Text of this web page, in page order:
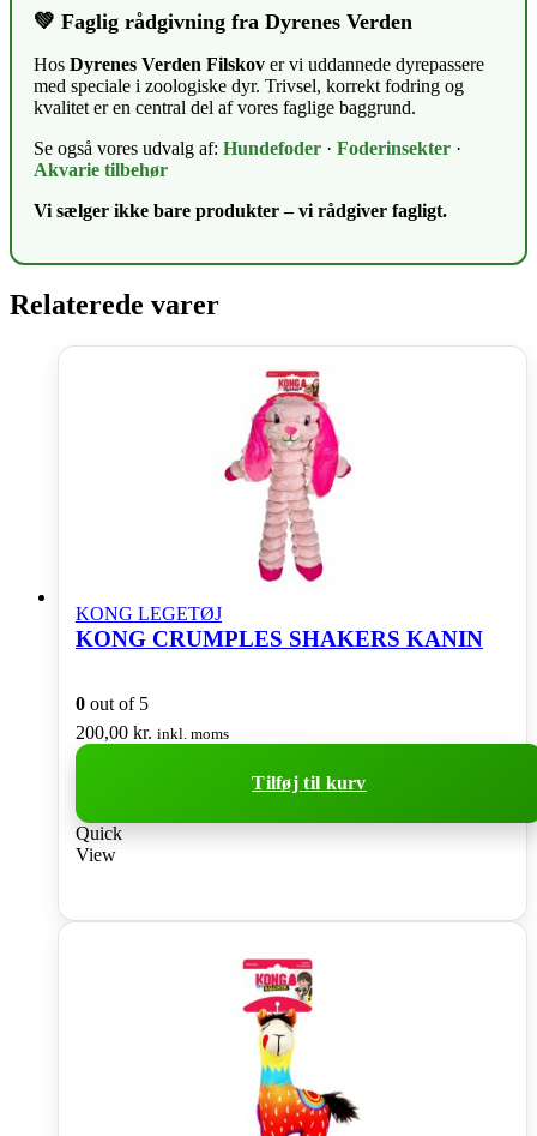
💚 Faglig rådgivning fra Dyrenes Verden
Hos Dyrenes Verden Filskov er vi uddannede dyrepassere
med speciale i zoologiske dyr. Trivsel, korrekt fodring og
kvalitet er en central del af vores faglige baggrund.
Se også vores udvalg af: Hundefoder · Foderinsekter ·
Akvarie tilbehør
Vi sælger ikke bare produkter – vi rådgiver fagligt.
Relaterede varer
KONG LEGETØJ
KONG CRUMPLES SHAKERS KANIN
0 out of 5
200,00 kr. inkl. moms
Tilføj til kurv
Quick
View